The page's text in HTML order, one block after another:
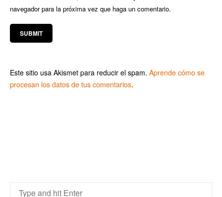
navegador para la próxima vez que haga un comentario.
Este sitio usa Akismet para reducir el spam. Aprende cómo se
procesan los datos de tus comentarios.